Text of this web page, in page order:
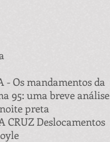
- Os mandamentos da
95: uma breve análise
preta
CRUZ Deslocamentos